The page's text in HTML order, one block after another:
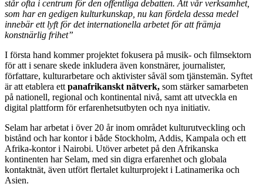
står ofta i centrum för den offentliga debatten. Att vår verksamhet,
som har en gedigen kulturkunskap, nu kan fördela dessa medel
innebär ett lyft för det internationella arbetet för att främja
konstnärlig frihet”
I första hand kommer projektet fokusera på musik- och filmsektorn
för att i senare skede inkludera även konstnärer, journalister,
författare, kulturarbetare och aktivister såväl som tjänstemän. Syftet
är att etablera ett panafrikanskt nätverk, som stärker samarbeten
på nationell, regional och kontinental nivå, samt att utveckla en
digital plattform för erfarenhetsutbyten och nya initiativ.
Selam har arbetat i över 20 år inom området kulturutveckling och
bistånd och har kontor i både Stockholm, Addis, Kampala och ett
Afrika-kontor i Nairobi. Utöver arbetet på den Afrikanska
kontinenten har Selam, med sin digra erfarenhet och globala
kontaktnät, även utfört flertalet kulturprojekt i Latinamerika och
Asien.